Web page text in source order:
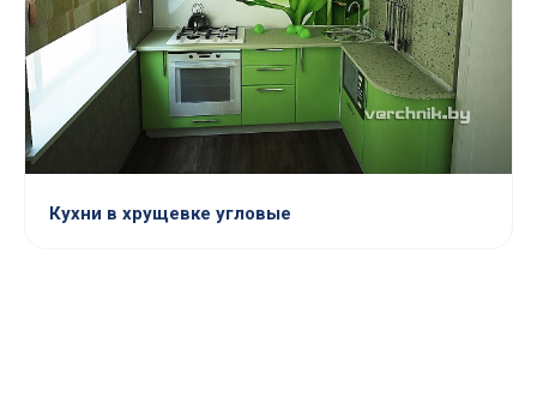
Кухни в хрущевке угловые